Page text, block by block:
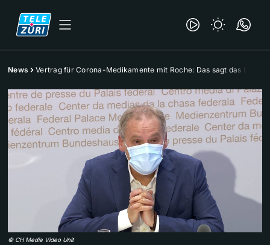
News Vertrag für Corona-Medikamente mit Roche: Das sagt das BAG
© CH Media Video Unit